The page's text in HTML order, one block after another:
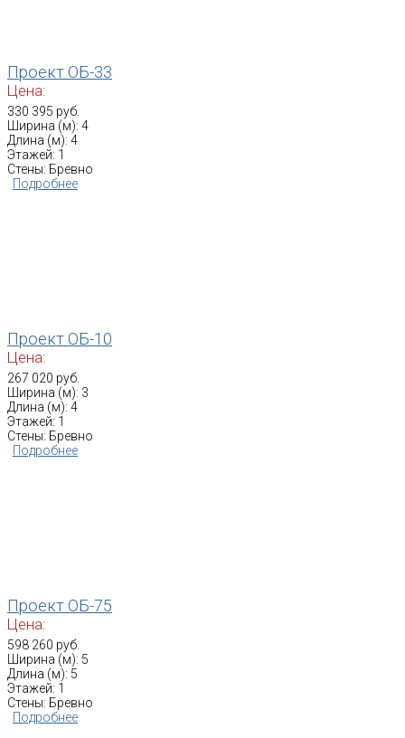
Проект ОБ-33
Цена:
330 395 руб.
Ширина (м): 4
Длина (м): 4
Этажей: 1
Стены: Бревно
Подробнее
Проект ОБ-10
Цена:
267 020 руб.
Ширина (м): 3
Длина (м): 4
Этажей: 1
Стены: Бревно
Подробнее
Проект ОБ-75
Цена:
598 260 руб.
Ширина (м): 5
Длина (м): 5
Этажей: 1
Стены: Бревно
Подробнее